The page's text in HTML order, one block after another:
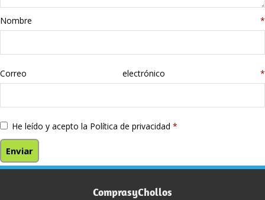
libros
Nombre *
Correo electrónico *
He leído y acepto la Política de privacidad *
ComprasyChollos